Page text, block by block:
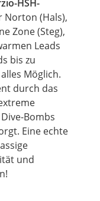
HSH-
Norton (Hals),
Zone (Steg),
Leads
bis zu
Möglich.
durch das
Bombs
Eine echte
und